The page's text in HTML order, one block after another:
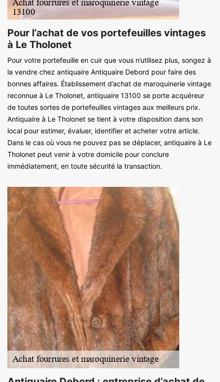
Pour l’achat de vos portefeuilles vintages
à Le Tholonet
Pour votre portefeuille en cuir que vous n’utilisez plus, songez à
la vendre chez antiquaire Antiquaire Debord pour faire des
bonnes affaires. Établissement d’achat de maroquinerie vintage
reconnue à Le Tholonet, antiquaire 13100 se porte acquéreur
de toutes sortes de portefeuilles vintages aux meilleurs prix.
Antiquaire à Le Tholonet se tient à votre disposition dans son
local pour estimer, évaluer, identifier et acheter votre article.
Dans le cas où vous ne pouvez pas se déplacer, antiquaire à Le
Tholonet peut venir à votre domicile pour conclure
immédiatement, en toute sécurité la transaction.